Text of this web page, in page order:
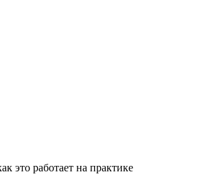
это работает на практике